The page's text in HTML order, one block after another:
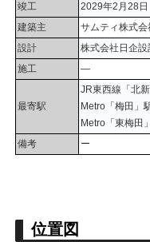
竣工
2029年2月28日
建築主
サムティ株式会
設計
株式会社日企設
施工
―
最寄駅
JR東西線「北
Metro「梅田」
Metro「東梅田
備考
ー
位置図